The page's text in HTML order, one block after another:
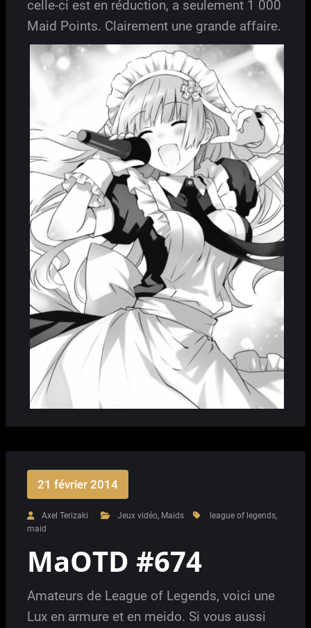
celle-ci est en réduction, a seulement 1 000
Maid Points. Clairement une grande affaire.
21 février 2014
Axel Terizaki Jeux vidéo, Maids league of legends,
maid
MaOTD #674
Amateurs de League of Legends, voici une
Lux en armure et en meido. Si vous aussi